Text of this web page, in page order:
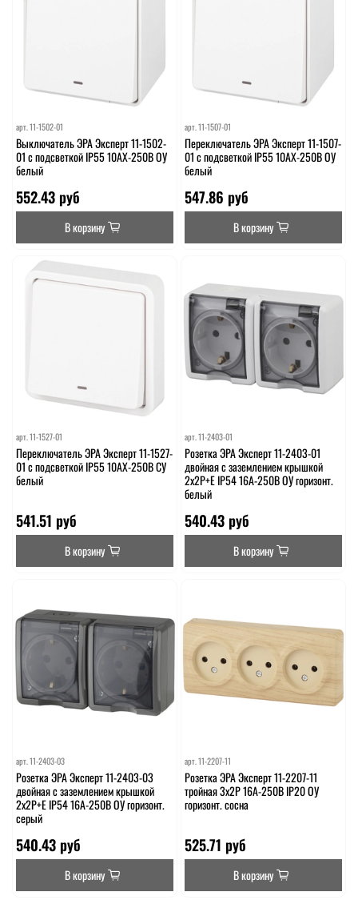
арт.11-1502-01
Выключатель ЭРА Эксперт 11-1502-
01 с подсветкой IP55 10АХ-250В ОУ
белый
552.43 руб
В корзину
арт. 11-1507-01
Переключатель ЭРА Эксперт 11-1507-
01 с подсветкой IP55 10АХ-250В ОУ
белый
547.86 руб
В корзину
арт.11-1527-01
Переключатель ЭРА Эксперт 11-1527-
01 с подсветкой IP55 10АХ-250В СУ
белый
541.51 руб
В корзину
арт.11-2403-01
Розетка ЭРА Эксперт 11-2403-01
двойная с заземлением крышкой
2х2P+E IP54 16A-250В ОУ горизонт.
белый
540.43 руб
В корзину
арт.11-2403-03
Розетка ЭРА Эксперт 11-2403-03
двойная с заземлением крышкой
2х2P+E IP54 16A-250В ОУ горизонт.
серый
540.43 руб
В корзину
арт. 11-2207-11
Розетка ЭРА Эксперт 11-2207-11
тройная 3х2P 16A-250В IP20 ОУ
горизонт. сосна
525.71 руб
В корзину